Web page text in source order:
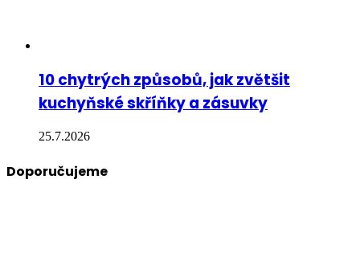
10 chytrých způsobů, jak zvětšit
kuchyňské skříňky a zásuvky
25.7.2026
Doporučujeme